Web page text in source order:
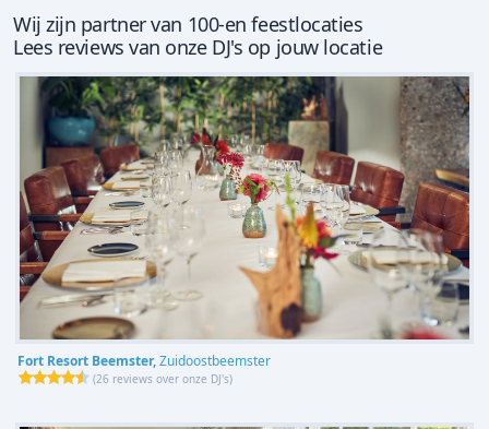
Wij zijn partner van 100-en feestlocaties
Lees reviews van onze DJ's op jouw locatie
Fort Resort Beemster,Zuidoostbeemster
(26 reviews over onze DJ's)